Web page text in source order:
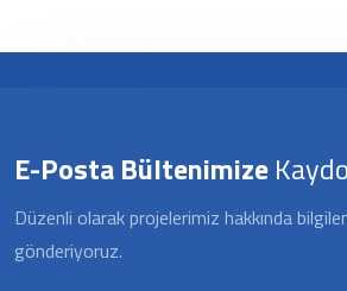
E-Posta Bültenimize
Düzenli olarak projelerimiz hakkında
gönderiyoruz.